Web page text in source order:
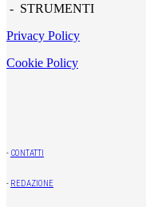
- STRUMENTI
Privacy Policy
Cookie Policy
- CONTATTI
- REDAZIONE